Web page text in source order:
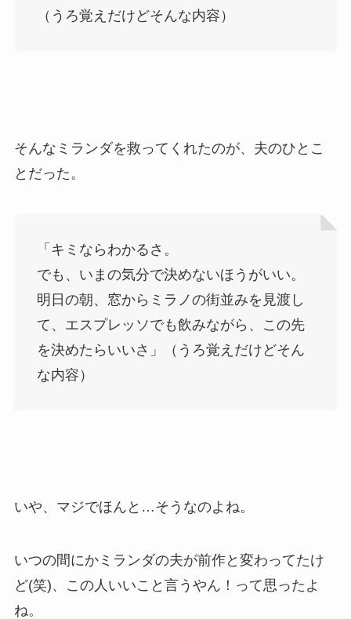
（うろ覚えだけどそんな内容）
そんなミランダを救ってくれたのが、夫のひとこ
とだった。
「キミならわかるさ。
でも、いまの気分で決めないほうがいい。
明日の朝、窓からミラノの街並みを見渡し
て、エスプレッソでも飲みながら、この先
を決めたらいいさ」（うろ覚えだけどそん
な内容）
いや、マジでほんと…そうなのよね。
いつの間にかミランダの夫が前作と変わってたけ
ど(笑)、この人いいこと言うやん！って思ったよ
ね。